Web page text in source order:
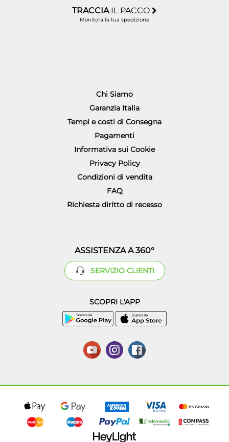
TRACCIA IL PACCO
Monitora la tua spedizione
Chi Siamo
Garanzia Italia
Tempi e costi di Consegna
Pagamenti
Informativa sui Cookie
Privacy Policy
Condizioni di vendita
FAQ
Richiesta diritto di recesso
ASSISTENZA A 360°
SERVIZIO CLIENTI
SCOPRI L'APP